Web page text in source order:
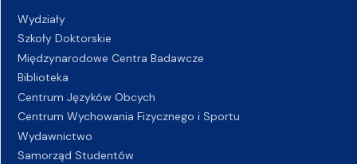
Wydziały
Szkoły Doktorskie
Międzynarodowe Centra Badawcze
Biblioteka
Centrum Języków Obcych
Centrum Wychowania Fizycznego i Sportu
Wydawnictwo
Samorząd Studentów